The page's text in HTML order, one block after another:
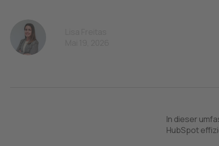
In dieser
HubSpot